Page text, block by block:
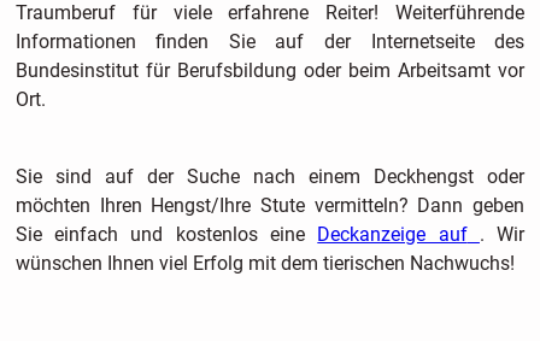
Traumberuf für viele erfahrene Reiter! Weiterführende
Informationen finden Sie auf der Internetseite des
Bundesinstitut für Berufsbildung oder beim Arbeitsamt vor
Ort.
Sie sind auf der Suche nach einem Deckhengst oder
möchten Ihren Hengst/Ihre Stute vermitteln? Dann geben
Sie einfach und kostenlos eine Deckanzeige auf . Wir
wünschen Ihnen viel Erfolg mit dem tierischen Nachwuchs!